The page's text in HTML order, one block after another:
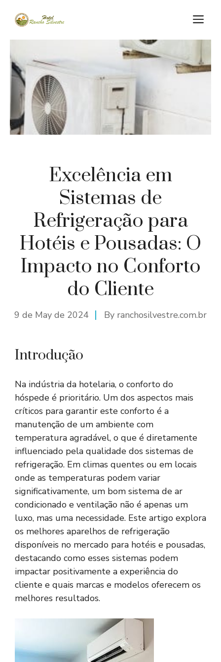
Excelência em
Sistemas de
Refrigeração para
Hotéis e Pousadas: O
Impacto no Conforto
do Cliente
9 de May de 2024 By ranchosilvestre.com.br
Introdução
Na indústria da hotelaria, o conforto do
hóspede é prioritário. Um dos aspectos mais
críticos para garantir este conforto é a
manutenção de um ambiente com
temperatura agradável, o que é diretamente
influenciado pela qualidade dos sistemas de
refrigeração. Em climas quentes ou em locais
onde as temperaturas podem variar
significativamente, um bom sistema de ar
condicionado e ventilação não é apenas um
luxo, mas uma necessidade. Este artigo explora
os melhores aparelhos de refrigeração
disponíveis no mercado para hotéis e pousadas,
destacando como esses sistemas podem
impactar positivamente a experiência do
cliente e quais marcas e modelos oferecem os
melhores resultados.